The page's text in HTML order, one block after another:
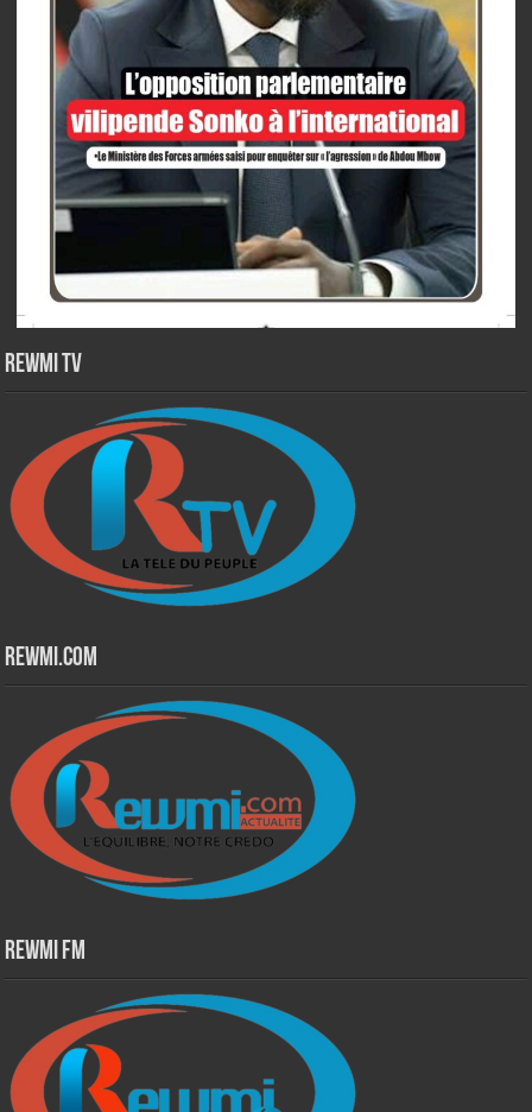
Rewmi TV
Rewmi.Com
Rewmi Fm